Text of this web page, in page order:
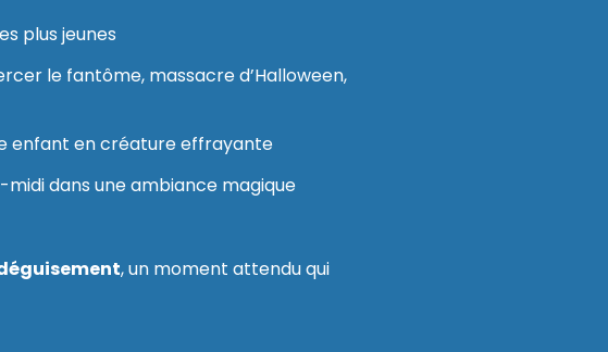
plus jeunes
le fantôme, massacre d’Halloween,
enfant en créature effrayante
dans une ambiance magique
, un moment attendu qui